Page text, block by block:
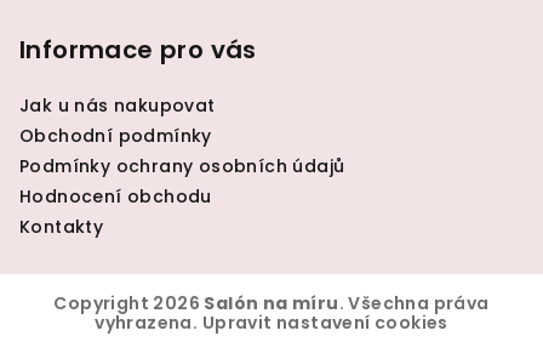
Informace pro vás
Jak u nás nakupovat
Obchodní podmínky
Podmínky ochrany osobních údajů
Hodnocení obchodu
Kontakty
Copyright 2026 Salón na míru. Všechna práva
vyhrazena. Upravit nastavení cookies